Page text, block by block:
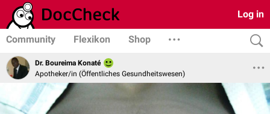
Log in
Community Flexikon Shop
Dr. Boureima Konaté
Apotheker/in (Öffentliches Gesundheitswesen)